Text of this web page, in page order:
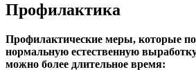
Профилактика
Профилактические меры, которые
нормальную естественную
можно более длительное время: